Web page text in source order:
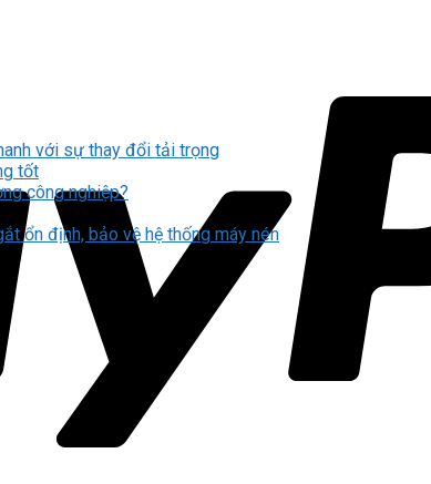
với sự thay đổi tải trọng
tốt
công nghiệp?
ổn định, bảo vệ hệ thống máy nén